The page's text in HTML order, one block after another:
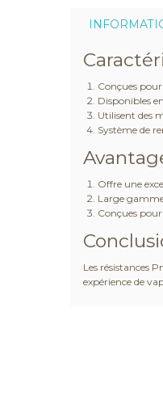
Conçues
Disponibles
Utilisent des
Système de
Offre une
Large
Conçues
Les résistances
expérience de